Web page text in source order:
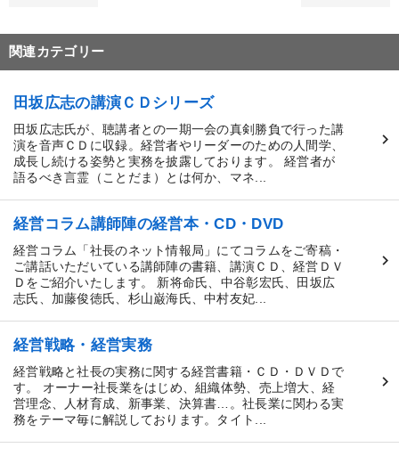
関連カテゴリー
田坂広志の講演ＣＤシリーズ
田坂広志氏が、聴講者との一期一会の真剣勝負で行った講
演を音声ＣＤに収録。経営者やリーダーのための人間学、
成長し続ける姿勢と実務を披露しております。 経営者が
語るべき言霊（ことだま）とは何か、マネ...
経営コラム講師陣の経営本・CD・DVD
経営コラム「社長のネット情報局」にてコラムをご寄稿・
ご講話いただいている講師陣の書籍、講演ＣＤ、経営ＤＶ
Ｄをご紹介いたします。 新将命氏、中谷彰宏氏、田坂広
志氏、加藤俊徳氏、杉山巌海氏、中村友妃...
経営戦略・経営実務
経営戦略と社長の実務に関する経営書籍・ＣＤ・ＤＶＤで
す。 オーナー社長業をはじめ、組織体勢、売上増大、経
営理念、人材育成、新事業、決算書…。社長業に関わる実
務をテーマ毎に解説しております。タイト...